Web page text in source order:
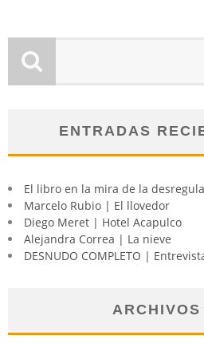
ENTRADAS
El libro en la mira de la
Marcelo Rubio | El llovedor
Diego Meret | Hotel Acapulco
Alejandra Correa | La nieve
DESNUDO COMPLETO |
ARCHIVOS